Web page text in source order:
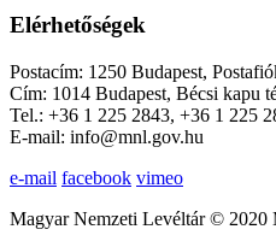
Elérhetőségek
Postacím: 1250 Budapest,
Cím: 1014 Budapest, Bécsi kapu
Tel.: +36 1 225 2843, +36 1 225
E-mail: info@mnl.gov.hu
e-mail facebook vimeo
Magyar Nemzeti Levéltár © 2020